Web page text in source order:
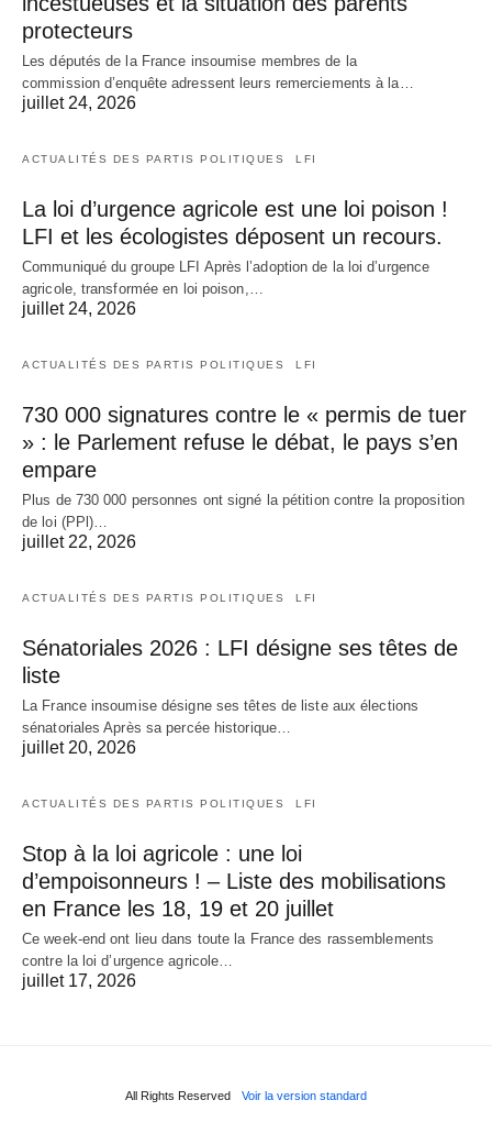
protecteurs
Les députés de la France insoumise membres de la
commission d’enquête adressent leurs remerciements à la…
juillet 24, 2026
ACTUALITÉS DES PARTIS POLITIQUES LFI
La loi d’urgence agricole est une loi poison !
LFI et les écologistes déposent un recours.
Communiqué du groupe LFI Après l’adoption de la loi d’urgence
agricole, transformée en loi poison,…
juillet 24, 2026
ACTUALITÉS DES PARTIS POLITIQUES LFI
730 000 signatures contre le « permis de tuer
» : le Parlement refuse le débat, le pays s’en
empare
Plus de 730 000 personnes ont signé la pétition contre la proposition
de loi (PPl)…
juillet 22, 2026
ACTUALITÉS DES PARTIS POLITIQUES LFI
Sénatoriales 2026 : LFI désigne ses têtes de
liste
La France insoumise désigne ses têtes de liste aux élections
sénatoriales Après sa percée historique…
juillet 20, 2026
ACTUALITÉS DES PARTIS POLITIQUES LFI
Stop à la loi agricole : une loi
d’empoisonneurs ! – Liste des mobilisations
en France les 18, 19 et 20 juillet
Ce week-end ont lieu dans toute la France des rassemblements
contre la loi d’urgence agricole…
juillet 17, 2026
All Rights Reserved Voir la version standard